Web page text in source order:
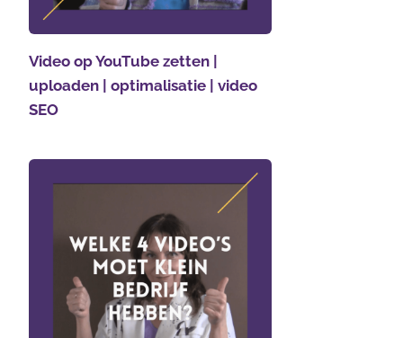
Video op YouTube zetten |
uploaden | optimalisatie | video
SEO